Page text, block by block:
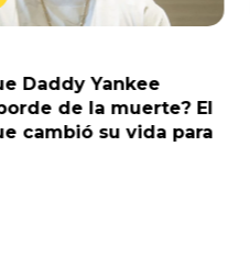
Daddy Yankee
de la muerte? El
cambió su vida para